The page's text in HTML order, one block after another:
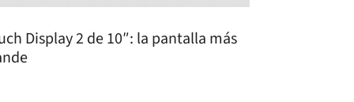
Display 2 de 10″: la pantalla más